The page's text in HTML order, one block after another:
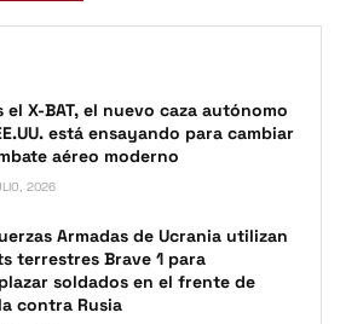
el X-BAT, el nuevo caza autónomo
está ensayando para cambiar
aéreo moderno
2026
Armadas de Ucrania utilizan
terrestres Brave 1 para
soldados en el frente de
contra Rusia